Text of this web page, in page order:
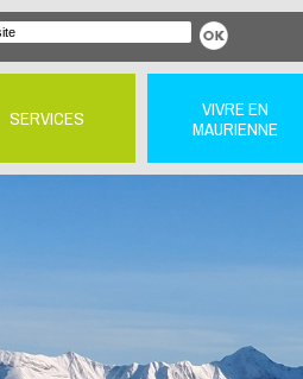
SERVICES
VIVRE EN
MAURIENNE